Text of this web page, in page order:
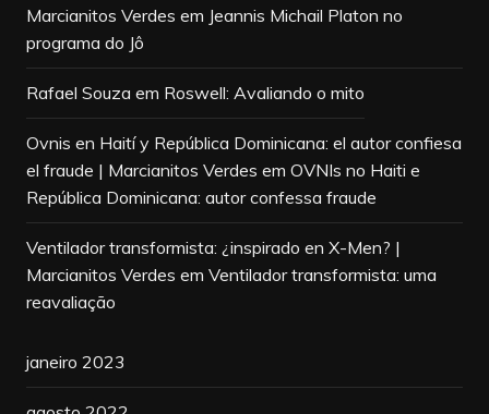
Marcianitos Verdes em Jeannis Michail Platon no
programa do Jô
Rafael Souza em Roswell: Avaliando o mito
Ovnis en Haití y República Dominicana: el autor confiesa
el fraude | Marcianitos Verdes em OVNIs no Haiti e
República Dominicana: autor confessa fraude
Ventilador transformista: ¿inspirado en X-Men? |
Marcianitos Verdes em Ventilador transformista: uma
reavaliação
janeiro 2023